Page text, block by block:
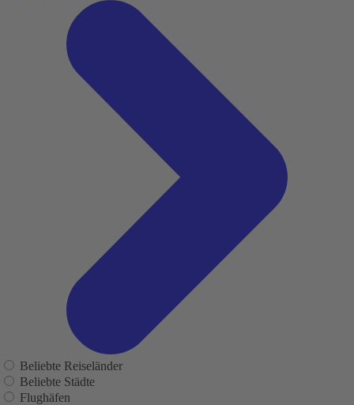
Beliebte Reiseländer
Beliebte Städte
Flughäfen